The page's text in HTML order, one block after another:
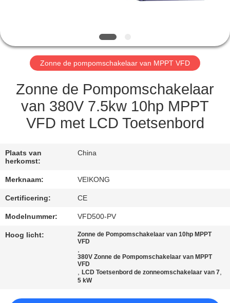
CONTACT
MET
ONS
OP
OM
EEN
CITAAT
SITEMAP
PRIVACYBELEID
Zonne de pompomschakelaar van MPPT VFD
Zonne de Pompomschakelaar
van 380V 7.5kw 10hp MPPT
VFD met LCD Toetsenbord
Plaats van
herkomst:
China
Merknaam: VEIKONG
Certificering: CE
Modelnummer: VFD500-PV
Hoog licht:
Zonne de Pompomschakelaar van 10hp MPPT
VFD
,
380V Zonne de Pompomschakelaar van MPPT
VFD
,LCD Toetsenbord de zonneomschakelaar van 7,
5 kW